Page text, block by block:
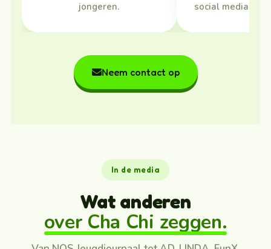
jongeren.
social media
Neem contact op
In de media
Wat anderen
over Cha Chi zeggen.